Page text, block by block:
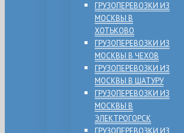
ГРУЗОПЕРЕВОЗКИ ИЗ
МОСКВЫ В
ХОТЬКОВО
ГРУЗОПЕРЕВОЗКИ ИЗ
МОСКВЫ В ЧЕХОВ
ГРУЗОПЕРЕВОЗКИ ИЗ
МОСКВЫ В ШАТУРУ
ГРУЗОПЕРЕВОЗКИ ИЗ
МОСКВЫ В
ЭЛЕКТРОГОРСК
ГРУЗОПЕРЕВОЗКИ ИЗ